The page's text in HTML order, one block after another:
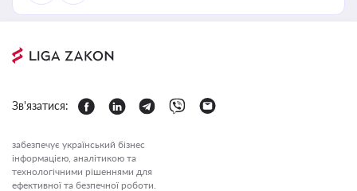
Зв'язатися:
забезпечує український бізнес
інформацією, аналітикою та
технологічними рішеннями для
ефективної та безпечної роботи.